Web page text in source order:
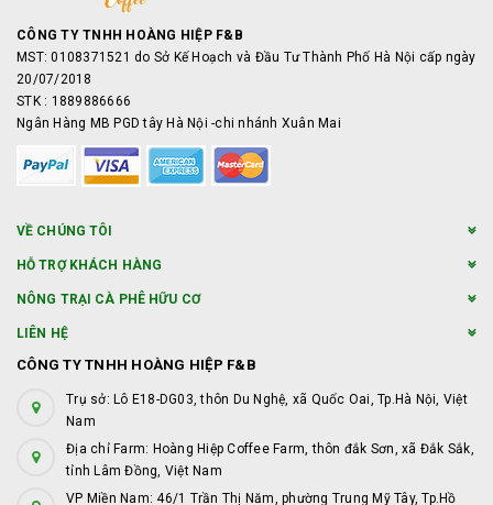
CÔNG TY TNHH HOÀNG HIỆP F&B
MST: 0108371521 do Sở Kế Hoạch và Đầu Tư Thành Phố Hà Nội cấp ngày
20/07/2018
STK : 1889886666
Ngân Hàng MB PGD tây Hà Nội -chi nhánh Xuân Mai
VỀ CHÚNG TÔI
HỖ TRỢ KHÁCH HÀNG
NÔNG TRẠI CÀ PHÊ HỮU CƠ
LIÊN HỆ
CÔNG TY TNHH HOÀNG HIỆP F&B
Trụ sở: Lô E18-DG03, thôn Du Nghệ, xã Quốc Oai, Tp.Hà Nội, Việt
Nam
Địa chỉ Farm: Hoàng Hiệp Coffee Farm, thôn đắk Sơn, xã Đắk Sắk,
tỉnh Lâm Đồng, Việt Nam
VP Miền Nam: 46/1 Trần Thị Năm, phường Trung Mỹ Tây, Tp.Hồ